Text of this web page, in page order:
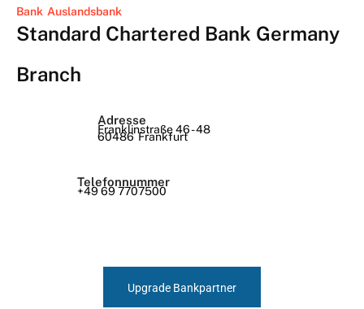
Bank Auslandsbank
Standard Chartered Bank Germany
Branch
Adresse
Franklinstraße 46 - 48
60486 Frankfurt
Telefonnummer
+49 69 7707500
Upgrade Bankpartner